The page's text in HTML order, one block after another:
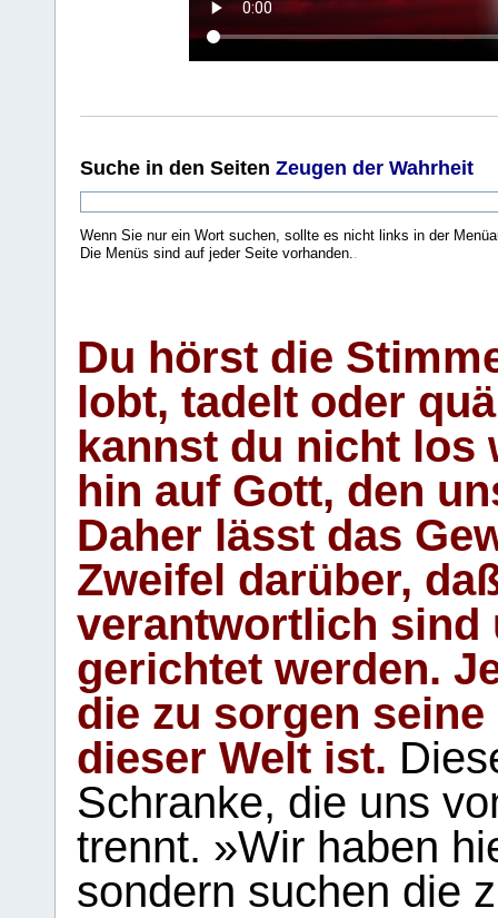
Suche in den Seiten Zeugen der Wahrheit
Wenn Sie nur ein Wort suchen, sollte es nicht links in der
Die Menüs sind auf jeder Seite vorhanden..
Du hörst die
lobt, tadelt oder
kannst du nicht los
hin auf Gott, den
Daher lässt das
Zweifel darüber,
verantwortlich sind
gerichtet werden.
die zu sorgen
dieser Welt ist.
Schranke, die uns
trennt. »Wir haben
sondern suchen die